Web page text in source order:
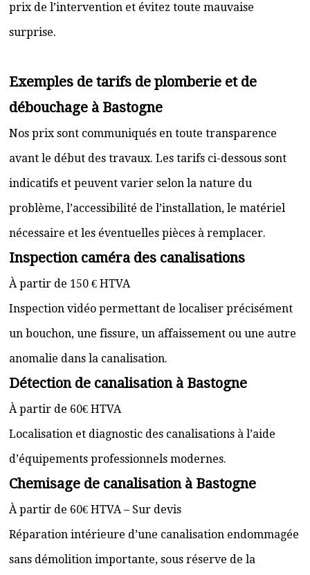
prix de l’intervention et évitez toute mauvaise
surprise.
Exemples de tarifs de plomberie et de
débouchage à Bastogne
Nos prix sont communiqués en toute transparence
avant le début des travaux. Les tarifs ci-dessous sont
indicatifs et peuvent varier selon la nature du
problème, l’accessibilité de l’installation, le matériel
nécessaire et les éventuelles pièces à remplacer.
Inspection caméra des canalisations
À partir de 150 € HTVA
Inspection vidéo permettant de localiser précisément
un bouchon, une fissure, un affaissement ou une autre
anomalie dans la canalisation.
Détection de canalisation à Bastogne
À partir de 60€ HTVA
Localisation et diagnostic des canalisations à l’aide
d’équipements professionnels modernes.
Chemisage de canalisation à Bastogne
À partir de 60€ HTVA – Sur devis
Réparation intérieure d’une canalisation endommagée
sans démolition importante, sous réserve de la